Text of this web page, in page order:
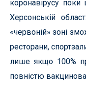
коронавірусу поки
Херсонській
«червоній» зоні
ресторани,
лише якщо 100%
повністю